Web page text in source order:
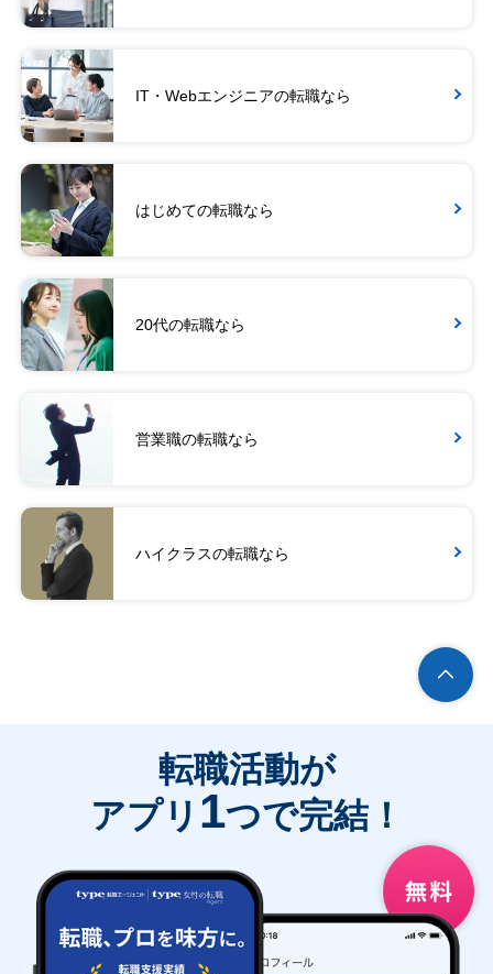
IT・Webエンジニアの転職なら
はじめての転職なら
20代の転職なら
営業職の転職なら
ハイクラスの転職なら
転職活動が
アプリ 1つで完結！